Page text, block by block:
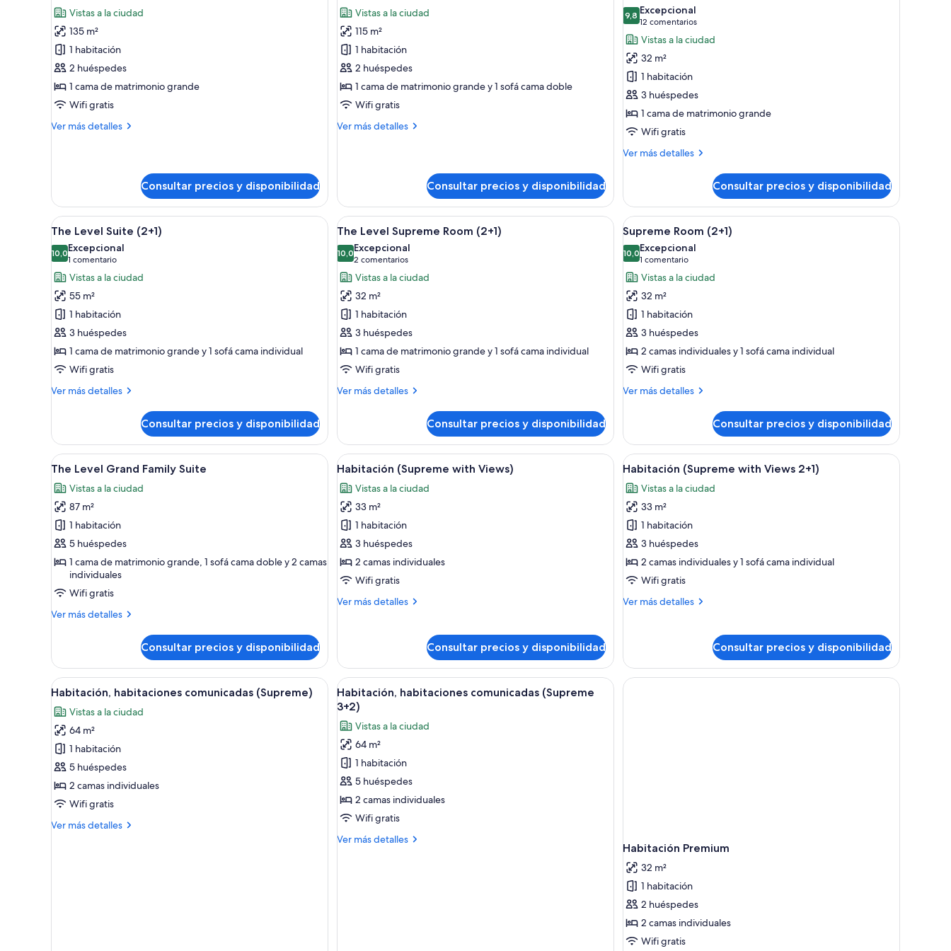
las
fotos
de
The
Level
Penthouse
Vistas a la ciudad
135 m²
1 habitación
2 huéspedes
1 cama de matrimonio grande
Wifi gratis
Ver más detalles
Más
Suite
Consultar precios y disponibilidad
las
fotos
de
The
Level
Presidential
Vistas a la ciudad
115 m²
1 habitación
2 huéspedes
1 cama de matrimonio grande y 1 sofá cama doble
Wifi gratis
Ver más detalles
Más
Suite
Consultar precios y disponibilidad
las
fotos
de
The
Level
Supreme
Room
9,89,8 de 10
Excepcional
12 comentarios
(12 comentarios)
Vistas a la ciudad
32 m²
1 habitación
3 huéspedes
1 cama de matrimonio grande
Wifi gratis
Ver más detalles
Más
Level
Supreme
Room
Consultar precios y disponibilidad
Abrir
todas
las
fotos
de
The
Level
Suite
(2+1)
Una habitación de hotel moderna con una cama grande, un área de descanso con dos sillas, vista a la ciudad y un ventanal amplio.
9
The Level Suite (2+1)
10,010,0 de 10
Excepcional
1 comentario
(1 comentario)
Vistas a la ciudad
55 m²
1 habitación
3 huéspedes
1 cama de matrimonio grande y 1 sofá cama individual
Wifi gratis
Ver más detalles
Más
Level
Suite
(2+1)
Consultar precios y disponibilidad
Abrir
todas
las
fotos
de
The
Level
Supreme
Room
(2+1)
Una habitación de hotel moderna con una cama grande, un área de descanso con sofá y sillones, un televisor y
7
The Level Supreme Room (2+1)
10,010,0 de 10
Excepcional
2 comentarios
(2 comentarios)
Vistas a la ciudad
32 m²
1 habitación
3 huéspedes
1 cama de matrimonio grande y 1 sofá cama individual
Wifi gratis
Ver más detalles
Más
Level
Supreme
Room
Consultar precios y disponibilidad
Abrir
todas
las
fotos
de
Supreme
Room
(2+1)
3
Supreme Room (2+1)
10,010,0 de 10
Excepcional
1 comentario
(1 comentario)
Vistas a la ciudad
32 m²
1 habitación
3 huéspedes
2 camas individuales y 1 sofá cama individual
Wifi gratis
Ver más detalles
Más
Room
(2+1)
Consultar precios y disponibilidad
Abrir
todas
las
fotos
de
The
Level
Grand
Family
Suite
Una habitación de hotel moderna con una cama grande, un sofá, una mesa de centro, un televisor montado en la pared y vistas a la ciudad.
10
The Level Grand Family Suite
Vistas a la ciudad
87 m²
1 habitación
5 huéspedes
1 cama de matrimonio grande, 1 sofá cama doble y 2 camas
individuales
Wifi gratis
Ver más detalles
Más
Level
Grand
Family
Consultar precios y disponibilidad
Abrir
todas
las
fotos
de
Habitación
(Supreme
with
Views)
6
Habitación (Supreme with Views)
Vistas a la ciudad
33 m²
1 habitación
3 huéspedes
2 camas individuales
Wifi gratis
Ver más detalles
Más
with
Views)
Consultar precios y disponibilidad
Abrir
todas
las
fotos
de
Habitación
(Supreme
with
2+1)
6
Habitación (Supreme with Views 2+1)
Vistas a la ciudad
33 m²
1 habitación
3 huéspedes
2 camas individuales y 1 sofá cama individual
Wifi gratis
Ver más detalles
Más
with
Views
2+1)
Consultar precios y disponibilidad
Abrir
todas
las
fotos
de
Habitación,
habitaciones
comunicadas
(Supreme)
Habitación de hotel con dos camas, televisión, escritorio y ventana grande con vistas a la ciudad.
4
Habitación, habitaciones comunicadas (Supreme)
Vistas a la ciudad
64 m²
1 habitación
5 huéspedes
2 camas individuales
Wifi gratis
Ver más detalles
Más
Abrir
todas
las
fotos
de
Habitación,
habitaciones
comunicadas
(Supreme
Habitación de hotel con dos camas, televisión, escritorio y ventana grande con vistas a la ciudad.
4
Habitación, habitaciones comunicadas (Supreme
3+2)
Vistas a la ciudad
64 m²
1 habitación
5 huéspedes
2 camas individuales
Wifi gratis
Ver más detalles
Más
Habitación Premium
32 m²
1 habitación
2 huéspedes
2 camas individuales
Wifi gratis